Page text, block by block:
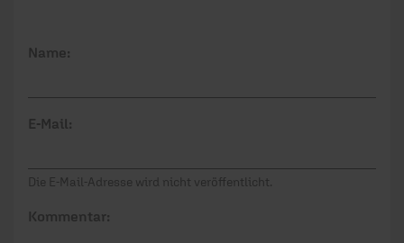
Name:
E-Mail:
Die E-Mail-Adresse wird nicht veröffentlicht.
Kommentar: